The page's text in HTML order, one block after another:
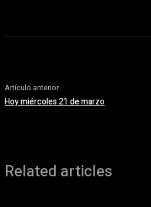
Artículo anterior
Hoy miércoles 21 de marzo
Related articles